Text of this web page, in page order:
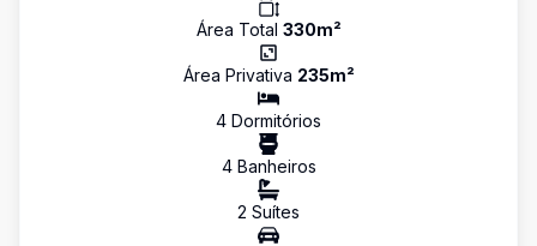
Área Total 330m²
Área Privativa 235m²
4 Dormitórios
4Banheiros
2 Suítes